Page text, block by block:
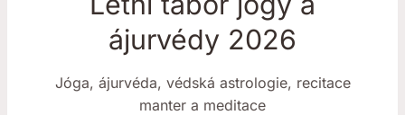
ájurvédy 2026
Jóga, ájurvéda, védská astrologie, recitace
manter a meditace